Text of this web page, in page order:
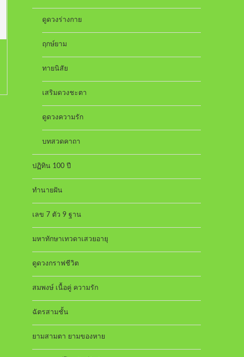
ดูดวงร่างกาย
ฤกษ์ยาม
ทายนิสัย
เสริมดวงชะตา
ดูดวงความรัก
บทสวดคาถา
ปฏิทิน 100 ปี
ทำนายฝัน
เลข 7 ตัว 9 ฐาน
มหาทักษาเทวดาเสวยอายุ
ดูดวงกราฟชีวิต
สมพงษ์ เนื้อคู่ ความรัก
ฉัตรสามชั้น
ยามสามตา ยามของหาย